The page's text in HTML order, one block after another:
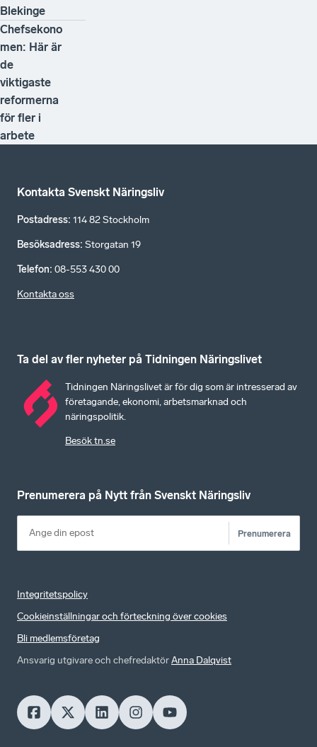
Blekinge
Chefsekono
men: Här är
de
viktigaste
reformerna
för fler i
arbete
Kontakta Svenskt Näringsliv
Postadress: 114 82 Stockholm
Besöksadress: Storgatan 19
Telefon: 08-553 430 00
Kontakta oss
Ta del av fler nyheter på Tidningen Näringslivet
Tidningen Näringslivet är för dig som är intresserad av
företagande, ekonomi, arbetsmarknad och
näringspolitik.
Besök tn.se
Prenumerera på Nytt från Svenskt Näringsliv
Prenumerera
Integritetspolicy
Cookieinställningar och förteckning över cookies
Bli medlemsföretag
Ansvarig utgivare och chefredaktörAnna Dalqvist